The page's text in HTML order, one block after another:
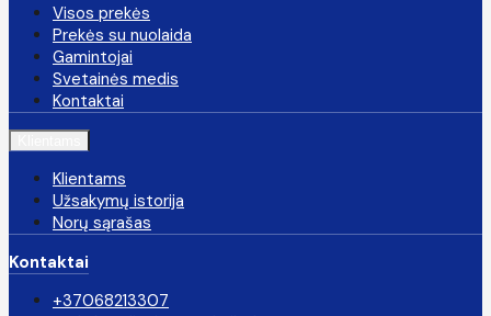
Visos prekės
Prekės su nuolaida
Gamintojai
Svetainės medis
Kontaktai
Klientams
Užsakymų istorija
Norų sąrašas
Kontaktai
+37068213307